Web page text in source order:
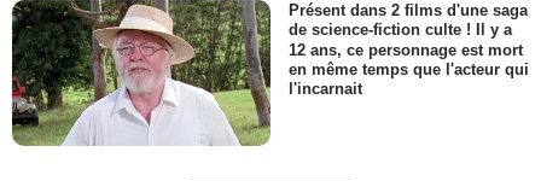
Présent dans 2 films d'une saga
de science-fiction culte ! Il y a
12 ans, ce personnage est mort
en même temps que l'acteur qui
l'incarnait